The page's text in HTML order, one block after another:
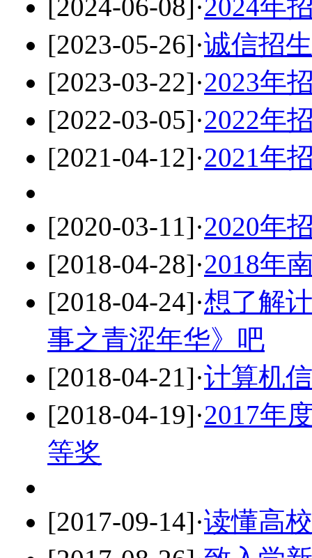
[2024-06-08]·2024年
[2023-05-26]·诚信招
[2023-03-22]·2023年
[2022-03-05]·2022年
[2021-04-12]·2021年
[2020-03-11]·2020年
[2018-04-28]·2018年
[2018-04-24]·想了解
事之青涩年华》吧
[2018-04-21]·计算机
[2018-04-19]·2017年
等奖
[2017-09-14]·读懂高